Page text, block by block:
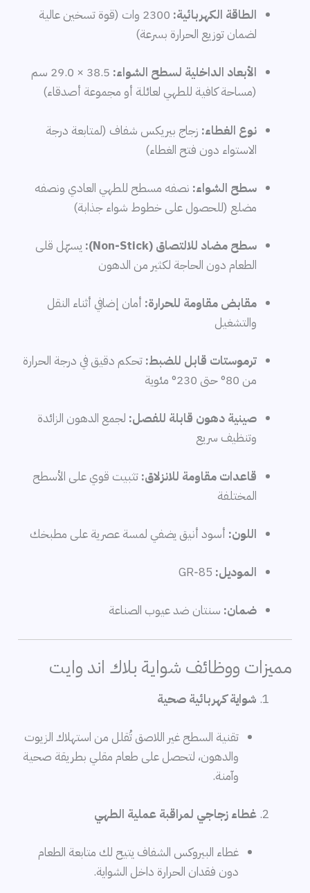
الطاقة الكهربائية:
2300 وات (قوة تسخين عالية
لضمان توزيع الحرارة بسرعة)
الأبعاد الداخلية لسطح الشواء:
38.5 × 29.0 سم
(مساحة كافية للطهي لعائلة أو مجموعة أصدقاء)
نوع الغطاء: زجاج بيريكس شفاف (لمتابعة درجة
الاستواء دون فتح الغطاء)
سطح الشواء: نصفه مسطح للطهي العادي ونصفه
مضلع (للحصول على خطوط شواء جذابة)
سطح مضاد للالتصاق (Non‑Stick):
يسهّل قلى
الطعام دون الحاجة لكثير من الدهون
مقابض مقاومة للحرارة: أمان إضافي أثناء النقل
والتشغيل
ترموستات قابل للضبط: تحكم دقيق في درجة الحرارة
من 80° حتى 230° مئوية
صينية دهون قابلة للفصل: لجمع الدهون الزائدة
وتنظيف سريع
قاعدات مقاومة للانزلاق: تثبيت قوي على الأسطح
المختلفة
اللون: أسود أنيق يضفي لمسة عصرية على مطبخك
الموديل:
ضمان: سنتان ضد عيوب الصناعة
مميزات ووظائف شواية بلاك اند وايت
شواية كهربائية صحية
تقنية السطح غير اللاصق تُقلل من استهلاك الزيوت
والدهون، لتحصل على طعام مقلي بطريقة صحية
وآمنة.
غطاء زجاجي لمراقبة عملية الطهي
غطاء البيروكس الشفاف يتيح لك متابعة الطعام
دون فقدان الحرارة داخل الشواية.